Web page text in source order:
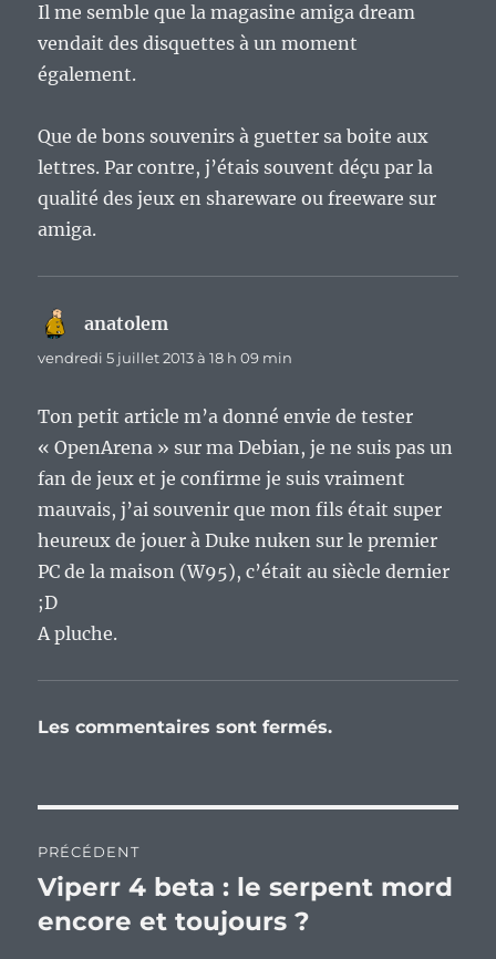
Il me semble que la magasine amiga dream
vendait des disquettes à un moment
également.
Que de bons souvenirs à guetter sa boite aux
lettres. Par contre, j’étais souvent déçu par la
qualité des jeux en shareware ou freeware sur
amiga.
anatolem
vendredi 5 juillet 2013 à 18 h 09 min
Ton petit article m’a donné envie de tester
« OpenArena » sur ma Debian, je ne suis pas un
fan de jeux et je confirme je suis vraiment
mauvais, j’ai souvenir que mon fils était super
heureux de jouer à Duke nuken sur le premier
PC de la maison (W95), c’était au siècle dernier
;D
A pluche.
Les commentaires sont fermés.
de
l’article
PRÉCÉDENT
Publication
précédente :
Viperr 4 beta : le serpent mord
encore et toujours ?